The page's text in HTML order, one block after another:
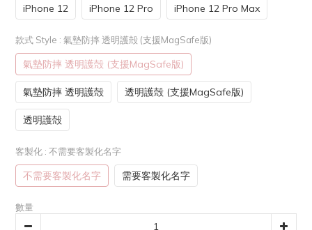
iPhone 12 iPhone 12 Pro iPhone 12 Pro Max
款式 Style : 氣墊防摔 透明護殻 (支援MagSafe版)
氣墊防摔 透明護殻 (支援MagSafe版)
氣墊防摔 透明護殻 透明護殻 (支援MagSafe版)
透明護殻
客製化 : 不需要客製化名字
不需要客製化名字 需要客製化名字
數量